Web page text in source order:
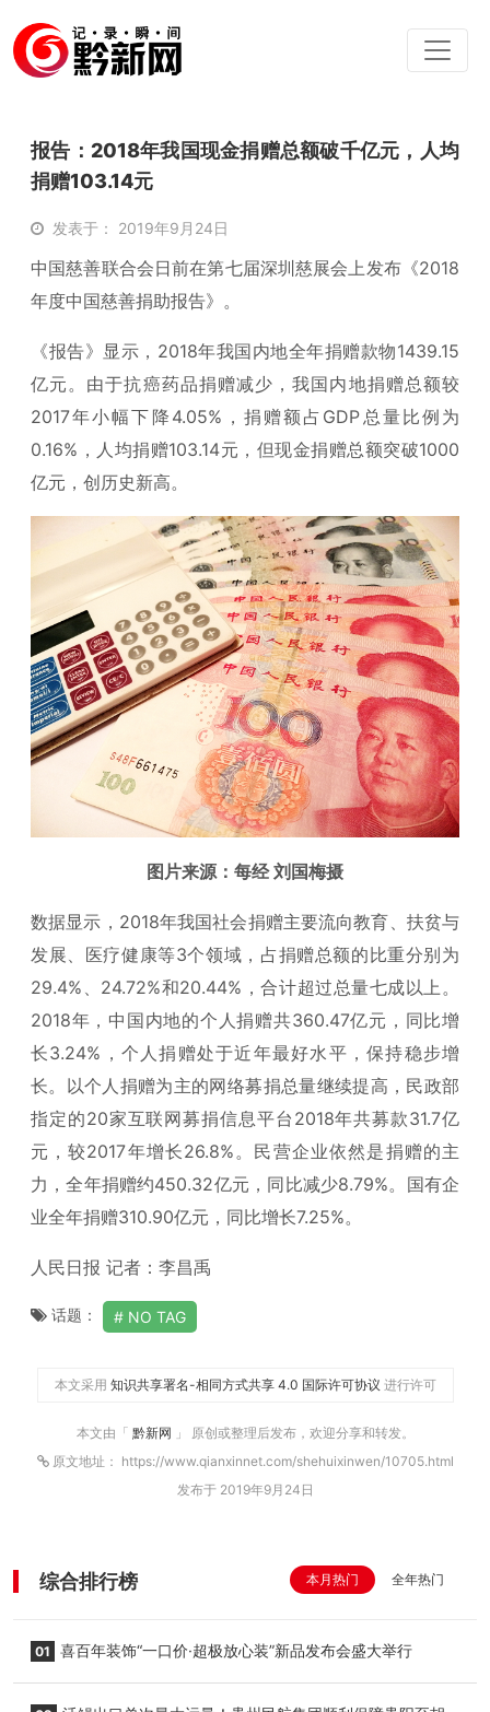
报告：2018年我国现金捐赠总额破千亿元，人均
捐赠103.14元
发表于： 2019年9月24日
中国慈善联合会日前在第七届深圳慈展会上发布《2018
年度中国慈善捐助报告》。
《报告》显示，2018年我国内地全年捐赠款物1439.15
亿元。由于抗癌药品捐赠减少，我国内地捐赠总额较
2017年小幅下降4.05%，捐赠额占GDP总量比例为
0.16%，人均捐赠103.14元，但现金捐赠总额突破1000
亿元，创历史新高。
图片来源：每经 刘国梅摄
数据显示，2018年我国社会捐赠主要流向教育、扶贫与
发展、医疗健康等3个领域，占捐赠总额的比重分别为
29.4%、24.72%和20.44%，合计超过总量七成以上。
2018年，中国内地的个人捐赠共360.47亿元，同比增
长3.24%，个人捐赠处于近年最好水平，保持稳步增
长。以个人捐赠为主的网络募捐总量继续提高，民政部
指定的20家互联网募捐信息平台2018年共募款31.7亿
元，较2017年增长26.8%。民营企业依然是捐赠的主
力，全年捐赠约450.32亿元，同比减少8.79%。国有企
业全年捐赠310.90亿元，同比增长7.25%。
人民日报 记者：李昌禹
话题： NO TAG
本文采用 知识共享署名-相同方式共享 4.0 国际许可协议 进行许可
本文由「 黔新网 」 原创或整理后发布，欢迎分享和转发。
原文地址： https://www.qianxinnet.com/shehuixinwen/10705.html
发布于 2019年9月24日
综合排行榜 本月热门 全年热门
01 喜百年装饰“一口价·超极放心装”新品发布会盛大举行